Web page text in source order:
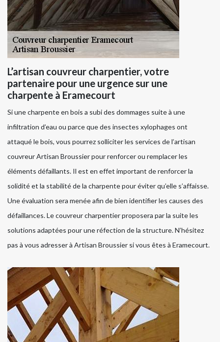
L’artisan couvreur charpentier, votre
partenaire pour une urgence sur une
charpente à Eramecourt
Si une charpente en bois a subi des dommages suite à une
infiltration d’eau ou parce que des insectes xylophages ont
attaqué le bois, vous pourrez solliciter les services de l’artisan
couvreur Artisan Broussier pour renforcer ou remplacer les
éléments défaillants. Il est en effet important de renforcer la
solidité et la stabilité de la charpente pour éviter qu’elle s’affaisse.
Une évaluation sera menée afin de bien identifier les causes des
défaillances. Le couvreur charpentier proposera par la suite les
solutions adaptées pour une réfection de la structure. N’hésitez
pas à vous adresser à Artisan Broussier si vous êtes à Eramecourt.